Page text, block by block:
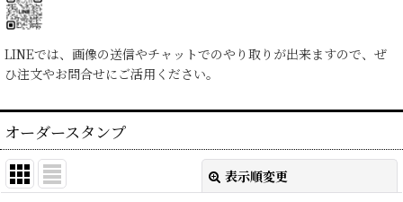
LINEでは、画像の送信やチャットでのやり取りが出来ますので、ぜ
ひ注文やお問合せにご活用ください。
オーダースタンプ
表示順変更